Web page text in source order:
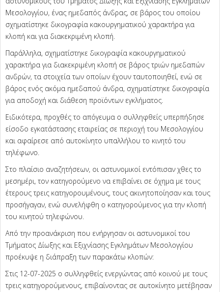
Μεσολογγίου, ένας ημεδαπός άνδρας, σε βάρος του οποίου
σχηματίστηκε δικογραφία κακουργηματικού χαρακτήρα για
κλοπή και για διακεκριμένη κλοπή.
Παράλληλα, σχηματίστηκε δικογραφία κακουργηματικού
χαρακτήρα για διακεκριμένη κλοπή σε βάρος τριών ημεδαπών
ανδρών, τα στοιχεία των οποίων έχουν ταυτοποιηθεί, ενώ σε
βάρος ενός ακόμα ημεδαπού άνδρα, σχηματίστηκε δικογραφία
για αποδοχή και διάθεση προϊόντων εγκλήματος.
Ειδικότερα, προχθές το απόγευμα ο συλληφθείς υπερπήδησε
είσοδο εγκατάστασης εταιρείας σε περιοχή του Μεσολογγίου
και αφαίρεσε από αυτοκίνητο υπαλλήλου το κινητό του
τηλέφωνο.
Στο πλαίσιο αναζητήσεων, οι αστυνομικοί εντόπισαν χθες το
μεσημέρι, τον κατηγορούμενο να επιβαίνει σε όχημα με τους
έτερους τρεις κατηγορουμένους, τους ακινητοποίησαν και τους
προσήγαγαν, ενώ συνελήφθη ο κατηγορούμενος για την κλοπή
του κινητού τηλεφώνου.
Από την προανάκριση που ενήργησαν οι αστυνομικοί του
Τμήματος Δίωξης και Εξιχνίασης Εγκλημάτων Μεσολογγίου
προέκυψε η διάπραξη των παρακάτω κλοπών:
Στις 12-07-2025 ο συλληφθείς ενεργώντας από κοινού με τους
τρεις κατηγορούμενους, επιβαίνοντας σε αυτοκίνητο μετέβησαν